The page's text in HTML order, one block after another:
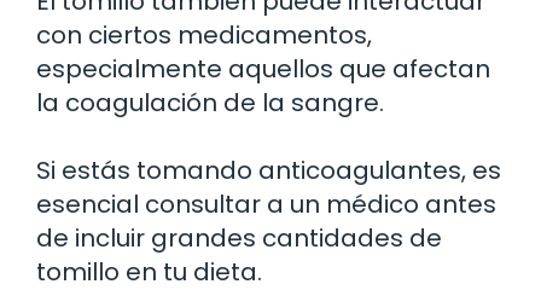
con ciertos medicamentos,
especialmente aquellos que afectan
la coagulación de la sangre.
Si estás tomando anticoagulantes, es
esencial consultar a un médico antes
de incluir grandes cantidades de
tomillo en tu dieta.